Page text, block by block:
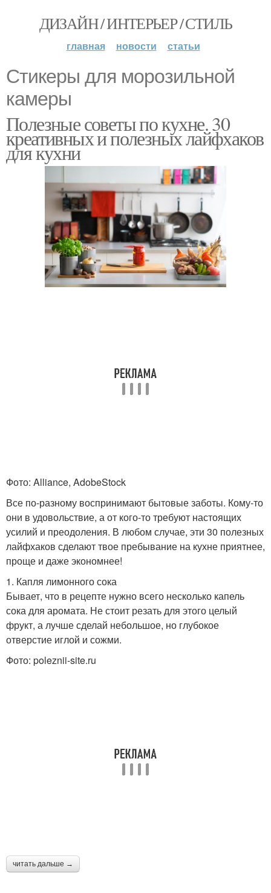
ДИЗАЙН / ИНТЕРЬЕР / СТИЛЬ
главная новости статьи
Стикеры для морозильной
камеры
Полезные советы по кухне. 30
креативных и полезных лайфхаков
для кухни
Фото: Alliance, AdobeStock
Все по-разному воспринимают бытовые заботы. Кому-то
они в удовольствие, а от кого-то требуют настоящих
усилий и преодоления. В любом случае, эти 30 полезных
лайфхаков сделают твое пребывание на кухне приятнее,
проще и даже экономнее!
1. Капля лимонного сока
Бывает, что в рецепте нужно всего несколько капель
сока для аромата. Не стоит резать для этого целый
фрукт, а лучше сделай небольшое, но глубокое
отверстие иглой и сожми.
Фото: poleznii-site.ru
читать дальше →